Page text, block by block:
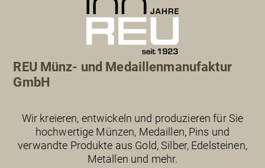
REU Münz- und Medaillenmanufaktur
GmbH
Wir kreieren, entwickeln und produzieren für Sie
hochwertige Münzen, Medaillen, Pins und
verwandte Produkte aus Gold, Silber, Edelsteinen,
Metallen und mehr.